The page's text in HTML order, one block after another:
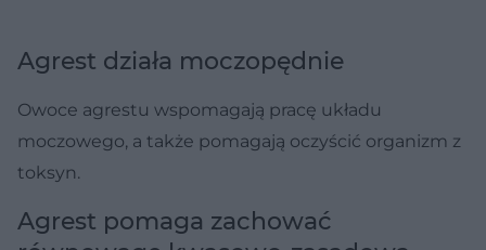
Agrest działa moczopędnie
Owoce agrestu wspomagają pracę układu
moczowego, a także pomagają oczyścić organizm z
toksyn.
Agrest pomaga zachować